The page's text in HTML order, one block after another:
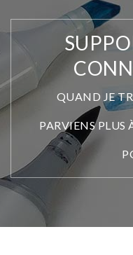
QUAND JE
PARVIENS PLUS